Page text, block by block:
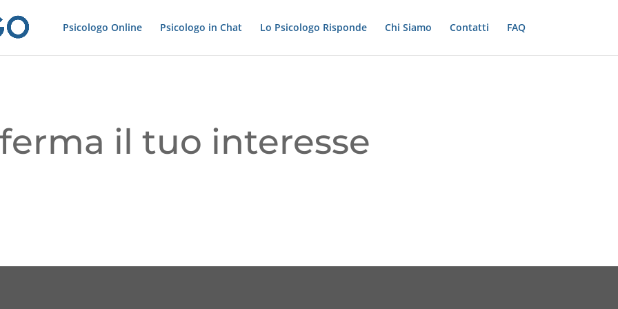
Psicologo Online Psicologo in Chat Lo Psicologo Risponde Chi Siamo Contatti FAQ
il tuo interesse